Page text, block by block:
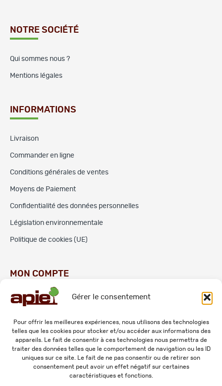
Gérer le consentement
Pour offrir les meilleures expériences, nous utilisons des technologies
telles que les cookies pour stocker et/ou accéder aux informations des
appareils. Le fait de consentir à ces technologies nous permettra de
traiter des données telles que le comportement de navigation ou les ID
uniques sur ce site. Le fait de ne pas consentir ou de retirer son
consentement peut avoir un effet négatif sur certaines
caractéristiques et fonctions.
NOTRE SOCIÉTÉ
Qui sommes nous ?
Mentions légales
INFORMATIONS
Livraison
Commander en ligne
Conditions générales de ventes
Moyens de Paiement
Confidentialité des données personnelles
Législation environnementale
Politique de cookies (UE)
MON COMPTE
Commandes
Adresses
Mes informations personnelles